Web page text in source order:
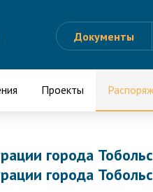
Документы
Проекты
города
города